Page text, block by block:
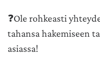
❓Ole rohkeasti
tahansa hakemiseen
asiassa!